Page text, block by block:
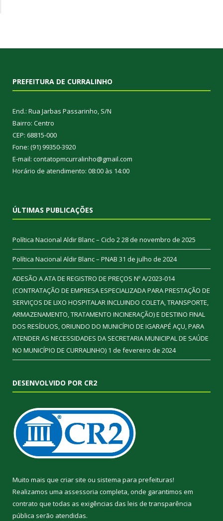
PREFEITURA DE CURRALINHO
End.: Rua Jarbas Passarinho, S/N
Bairro: Centro
CEP: 68815-000
Fone: (91) 99350-3920
E-mail: contatopmcurralinho@gmail.com
Horário de atendimento: 08:00 às 14:00
ÚLTIMAS PUBLICAÇÕES
Política Nacional Aldir Blanc – Ciclo 228 de novembro de 2025
Política Nacional Aldir Blanc – PNAB 31 de julho de 2024
ADESÃO A ATA DE REGISTRO DE PREÇOS Nº A/2023-014
(CONTRATAÇÃO DE EMPRESA ESPECIALIZADA PARA PRESTAÇÃO DE
SERVIÇOS DE LIXO HOSPITALAR INCLUINDO COLETA, TRANSPORTE,
ARMAZENAMENTO, TRATAMENTO INCINERAÇÃO) E DESTINO FINAL
DOS RESÍDUOS, ORIUNDO DO MUNICÍPIO DE IGARAPÉ AÇU, PARA
ATENDER AS NECESSIDADES DA SECRETARIA MUNICIPAL DE SAÚDE
NO MUNICÍPIO DE CURRALINHO) 1 de fevereiro de 2024
DESENVOLVIDO POR CR2
Muito mais que criar site ou sistema para prefeituras!
Realizamos uma assessoria completa, onde garantimos em
contrato que todas as exigências das leis de transparência
pública serão atendidas.